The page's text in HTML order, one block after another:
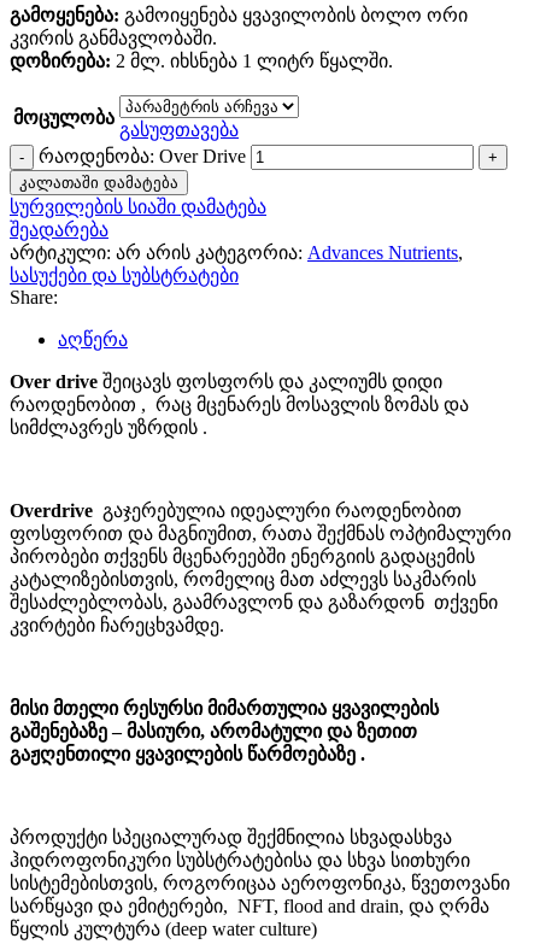
გამოყენება: გამოიყენება ყვავილობის ბოლო ორი
კვირის განმავლობაში.
დოზირება: 2 მლ. იხსნება 1 ლიტრ წყალში.
მოცულობა
გასუფთავება
რაოდენობა: Over Drive
კალათაში დამატება
სურვილების სიაში დამატება
შეადარება
არტიკული: არ არის კატეგორია: Advances Nutrients,
სასუქები და სუბსტრატები
Share:
აღწერა
Over drive შეიცავს ფოსფორს და კალიუმს დიდი
რაოდენობით , რაც მცენარეს მოსავლის ზომას და
სიმძლავრეს უზრდის .
Overdrive გაჯერებულია იდეალური რაოდენობით
ფოსფორით და მაგნიუმით, რათა შექმნას ოპტიმალური
პირობები თქვენს მცენარეებში ენერგიის გადაცემის
კატალიზებისთვის, რომელიც მათ აძლევს საკმარის
შესაძლებლობას, გაამრავლონ და გაზარდონ თქვენი
კვირტები ჩარეცხვამდე.
მისი მთელი რესურსი მიმართულია ყვავილების
გაშენებაზე – მასიური, არომატული და ზეთით
გაჟღენთილი ყვავილების წარმოებაზე .
პროდუქტი სპეციალურად შექმნილია სხვადასხვა
ჰიდროფონიკური სუბსტრატებისა და სხვა სითხური
სისტემებისთვის, როგორიცაა აეროფონიკა, წვეთოვანი
სარწყავი და ემიტერები, NFT, flood and drain, და ღრმა
წყლის კულტურა (deep water culture)